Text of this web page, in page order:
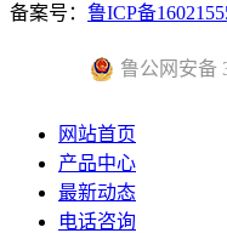
备案号： 鲁ICP备
鲁公网安备
网站首页
产品中心
最新动态
电话咨询